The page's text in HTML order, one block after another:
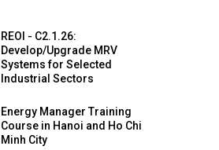
REOI - C2.1.26:
Develop/Upgrade MRV
Systems for Selected
Industrial Sectors
Energy Manager Training
Course in Hanoi and Ho Chi
Minh City